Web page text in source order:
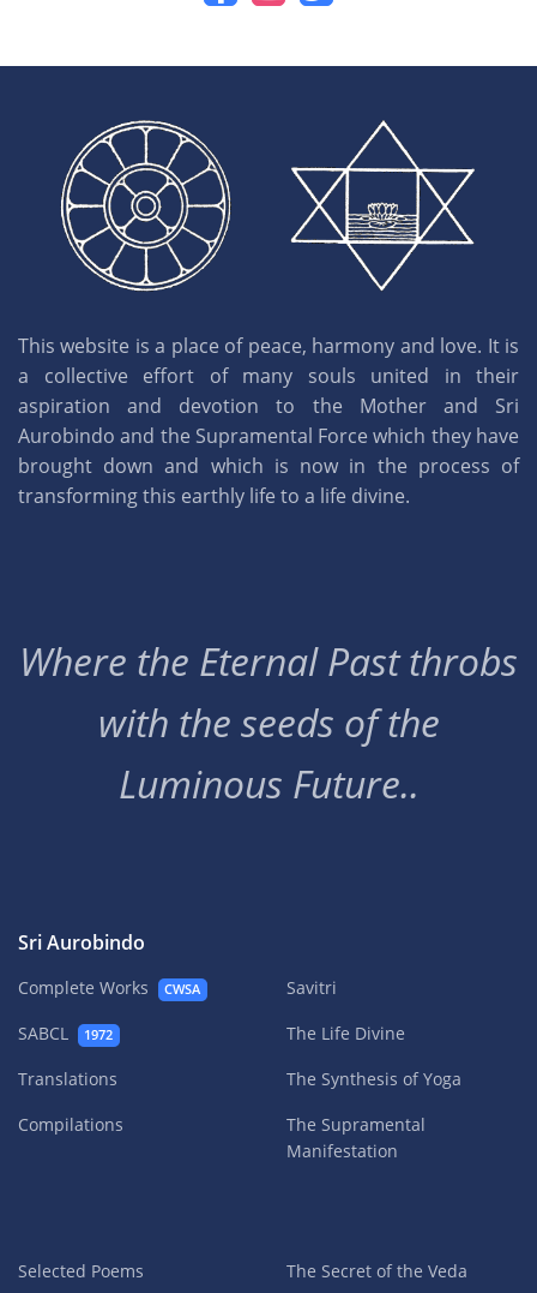
This website is a place of peace, harmony and love. It is
a collective effort of many souls united in their
aspiration and devotion to the Mother and Sri
Aurobindo and the Supramental Force which they have
brought down and which is now in the process of
transforming this earthly life to a life divine.
Where the Eternal Past throbs
with the seeds of the
Luminous Future..
Sri Aurobindo
Complete Works CWSA
SABCL 1972
Translations
Compilations
Savitri
The Life Divine
The Synthesis of Yoga
The Supramental
Manifestation
Selected Poems
The Secret of the Veda